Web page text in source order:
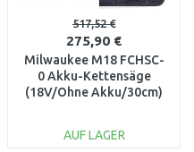
517,52 €
275,90 €
Milwaukee M18 FCHSC-
0 Akku-Kettensäge
(18V/Ohne Akku/30cm)
AUF LAGER